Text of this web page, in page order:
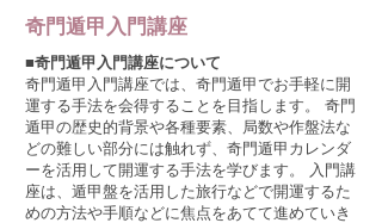
奇門遁甲入門講座
■奇門遁甲入門講座について
奇門遁甲入門講座では、奇門遁甲でお手軽に開
運する手法を会得することを目指します。 奇門
遁甲の歴史的背景や各種要素、局数や作盤法な
どの難しい部分には触れず、奇門遁甲カレンダ
ーを活用して開運する手法を学びます。 入門講
座は、遁甲盤を活用した旅行などで開運するた
めの方法や手順などに焦点をあてて進めていき